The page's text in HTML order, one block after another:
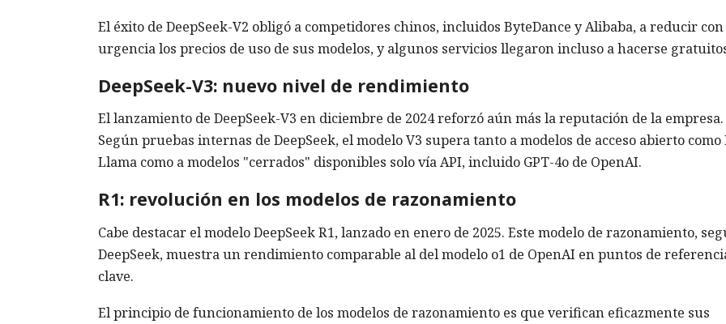
El éxito de DeepSeek-V2 obligó a competidores chinos, incluidos ByteDance y Alibaba, a reducir con
urgencia los precios de uso de sus modelos, y algunos servicios llegaron incluso a hacerse
DeepSeek-V3: nuevo nivel de rendimiento
El lanzamiento de DeepSeek-V3 en diciembre de 2024 reforzó aún más la reputación de la empresa.
Según pruebas internas de DeepSeek, el modelo V3 supera tanto a modelos de acceso abierto como
Llama como a modelos "cerrados" disponibles solo vía API, incluido GPT-4o de OpenAI.
R1: revolución en los modelos de razonamiento
Cabe destacar el modelo DeepSeek R1, lanzado en enero de 2025. Este modelo de razonamiento,
DeepSeek, muestra un rendimiento comparable al del modelo o1 de OpenAI en puntos de
clave.
El principio de funcionamiento de los modelos de razonamiento es que verifican eficazmente sus